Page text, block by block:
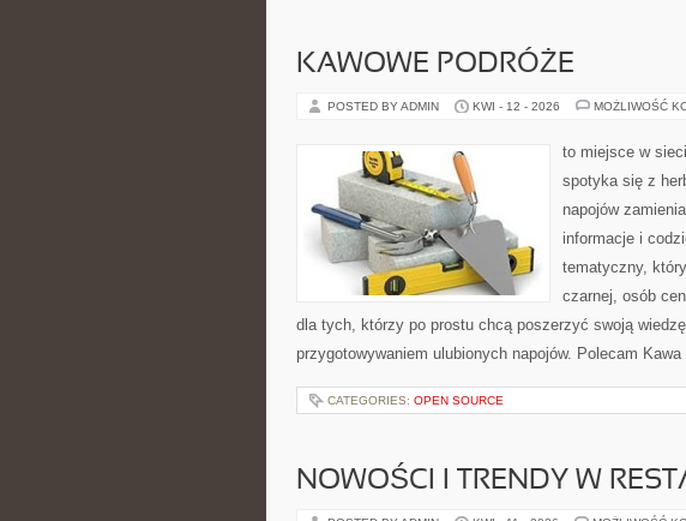
KAWOWE PODRÓŻE
POSTED BY ADMIN KWI - 12 - 2026 MOŻLIWOŚĆ
to miejsce w
spotyka się z
napojów
informacje i
tematyczny,
czarnej, osób
dla tych, którzy po prostu chcą poszerzyć swoją
przygotowywaniem ulubionych napojów. Polecam
CATEGORIES: OPEN SOURCE
NOWOŚCI I TRENDY W